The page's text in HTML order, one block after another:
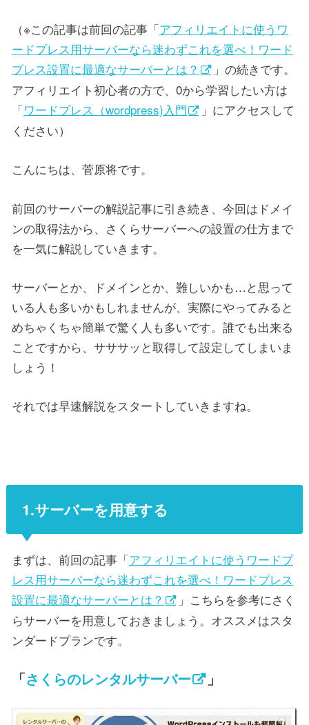
（※この記事は前回の記事「アフィリエイトに使うワ
ードプレス用サーバーなら迷わずこれを選べ！ワード
プレス設置に最適なサーバーとは？
」の続きです。
アフィリエイト初心者の方で、0から学習したい方は
「ワードプレス（wordpress)入門
」にアクセスして
ください）
こんにちは、菅原将です。
前回のサーバーの解説記事に引き続き、今回はドメイ
ンの取得法から、さくらサーバーへの設置の仕方まで
を一気に解説していきます。
サーバーとか、ドメインとか、難しいかも…と思って
いる人も多いかもしれませんが、実際にやってみると
めちゃくちゃ簡単で驚く人も多いです。誰でも出来る
ことですから、サササッと取得して設定してしまいま
しょう！
それでは早速解説をスタートしていきますね。
1.サーバーを用意する
まずは、前回の記事「アフィリエイトに使うワードプ
レス用サーバーなら迷わずこれを選べ！ワードプレス
設置に最適なサーバーとは？
」こちらを参考にさく
らサーバーを用意しておきましょう。オススメはスタ
ンダードプランです。
「さくらのレンタルサーバー 」